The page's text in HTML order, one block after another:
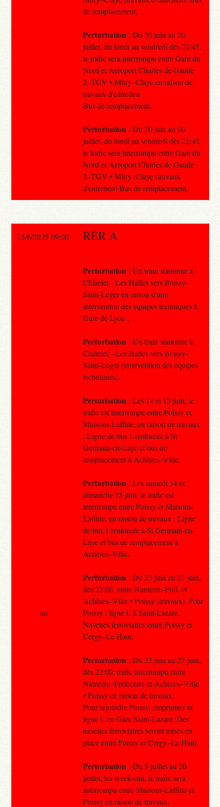
de remplacement.
Perturbation : Du 20 juin au 10
juillet, du lundi au vendredi dès 22:45,
le trafic sera interrompu entre Gare du
Nord et Aéroport Charles de Gaulle
2–TGV • Mitry–Claye en raison de
travaux d'entretien
Bus de remplacement.
Perturbation : Du 20 juin au 10
juillet, du lundi au vendredi dès 22:45,
le trafic sera interrompu entre Gare du
Nord et Aéroport Charles de Gaulle
2–TGV • Mitry–Claye (travaux
d'entretien) Bus de remplacement.
15/6/2025 09:00 RER A
Perturbation : Un train stationne à
Châtelet – Les Halles vers Boissy-
Saint-Léger en raison d'une
intervention des équipes techniques à
Gare de Lyon .
Perturbation : Un train stationne à
Châtelet – Les Halles vers Boissy-
Saint-Léger (intervention des équipes
techniques).
Perturbation : Les 14 et 15 juin, le
trafic est interrompu entre Poissy et
Maisons-Laffitte, en raison de travaux
. Ligne de bus 1 renforcée à St
Germain-en-Laye et bus de
remplacement à Achères–Ville.
Perturbation : Les samedi 14 et
dimanche 15 juin, le trafic est
interrompu entre Poissy et Maisons-
Laffitte, en raison de travaux . Ligne
de bus 1 renforcée à St Germain-en-
Laye et bus de remplacement à
Achères–Ville.
Perturbation : Du 23 juin au 27 juin,
dès 22:00, entre Nanterre–Préf. et
Achères–Ville • Poissy (travaux). Pour
Poissy : ligne L à Saint-Lazare.
Navettes ferroviaires entre Poissy et
Cergy–Le Haut.
Perturbation : Du 23 juin au 27 juin,
dès 22:00, trafic interrompu entre
Nanterre–Préfecture et Achères–Ville
• Poissy en raison de travaux.
Pour rejoindre Poissy, empruntez la
ligne L en Gare Saint-Lazare. Des
navettes ferroviaires seront mises en
place entre Poissy et Cergy–Le Haut.
Perturbation : Du 5 juillet au 20
juillet, les week-end, le trafic sera
interrompu entre Maisons-Laffitte et
Poissy en raison de travaux.
au